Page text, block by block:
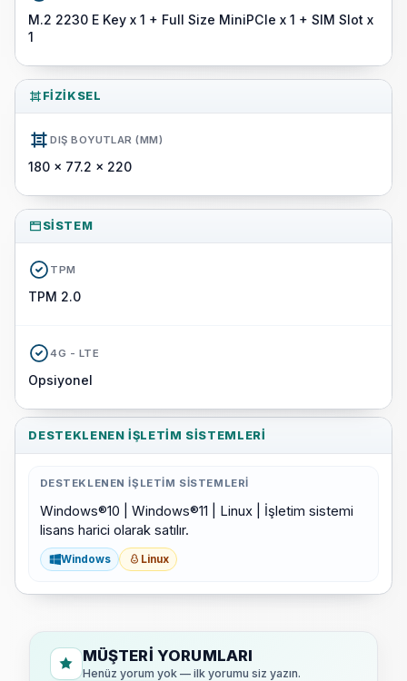
M.2 2230 E Key x 1 + Full Size MiniPCIe x 1 + SIM Slot x
1
FIZIKSEL
DIŞ BOYUTLAR (MM)
180 x 77.2 x 220
SISTEM
TPM
TPM 2.0
4G - LTE
Opsiyonel
DESTEKLENEN İŞLETIM SISTEMLERI
DESTEKLENEN İŞLETIM SISTEMLERI
Windows®10 | Windows®11 | Linux | İşletim sistemi
lisans harici olarak satılır.
Windows Linux
MÜŞTERI YORUMLARI
Henüz yorum yok — ilk yorumu siz yazın.